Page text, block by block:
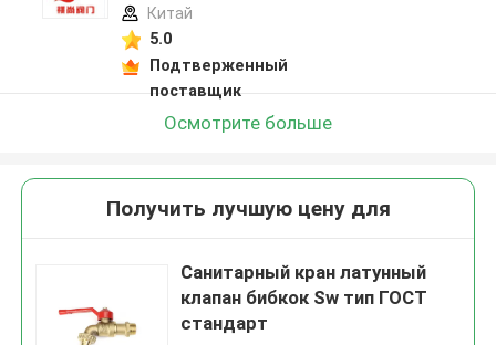
Китай
5.0
Подтверженный
поставщик
Осмотрите больше
Получить лучшую цену для
Санитарный кран латунный
клапан бибкок Sw тип ГОСТ
стандарт